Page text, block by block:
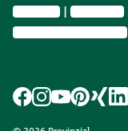
Impressum Datenschutz
Privatsphäre-Einstellungen